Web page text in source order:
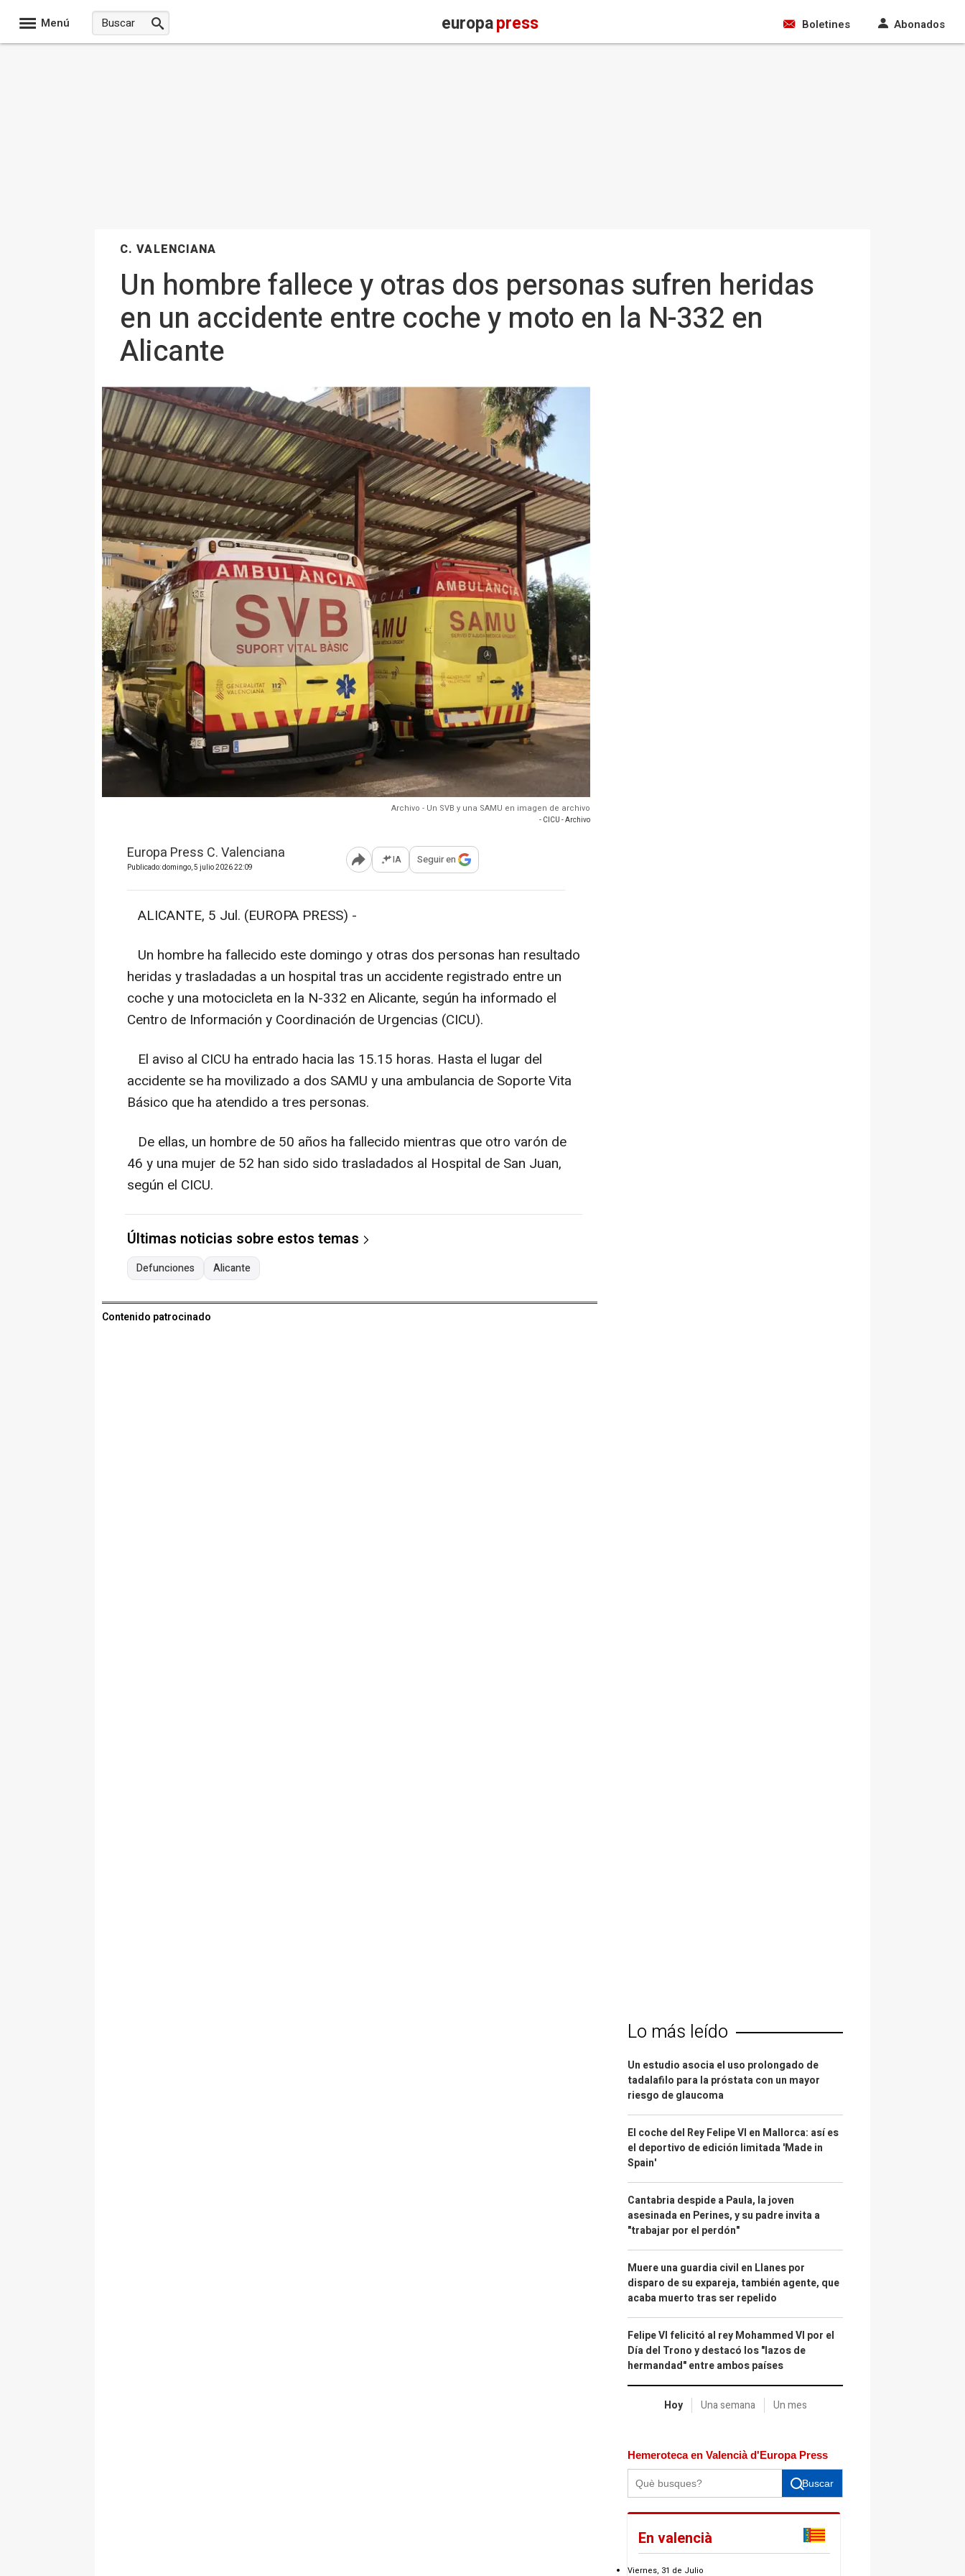
Menú europapress Boletines Abonados
C. VALENCIANA
Un hombre fallece y otras dos personas sufren heridas
en un accidente entre coche y moto en la N-332 en
Alicante
Archivo - Un SVB y una SAMU en imagen de archivo
- CICU - Archivo
Europa Press C. Valenciana
Publicado: domingo, 5 julio 2026 22:09 Abrir opciones para compartir
IA Seguir en
ALICANTE, 5 Jul. (EUROPA PRESS) -
Un hombre ha fallecido este domingo y otras dos personas han resultado
heridas y trasladadas a un hospital tras un accidente registrado entre un
coche y una motocicleta en la N-332 en Alicante, según ha informado el
Centro de Información y Coordinación de Urgencias (CICU).
El aviso al CICU ha entrado hacia las 15.15 horas. Hasta el lugar del
accidente se ha movilizado a dos SAMU y una ambulancia de Soporte Vita
Básico que ha atendido a tres personas.
De ellas, un hombre de 50 años ha fallecido mientras que otro varón de
46 y una mujer de 52 han sido sido trasladados al Hospital de San Juan,
según el CICU.
Últimas noticias sobre estos temas
Defunciones Alicante
Contenido patrocinado
Lo más leído
Un estudio asocia el uso prolongado de
tadalafilo para la próstata con un mayor
riesgo de glaucoma
El coche del Rey Felipe VI en Mallorca: así es
el deportivo de edición limitada 'Made in
Spain'
Cantabria despide a Paula, la joven
asesinada en Perines, y su padre invita a
"trabajar por el perdón"
Muere una guardia civil en Llanes por
disparo de su expareja, también agente, que
acaba muerto tras ser repelido
Felipe VI felicitó al rey Mohammed VI por el
Día del Trono y destacó los "lazos de
hermandad" entre ambos países
Hoy Una semana Un mes
Hemeroteca en Valencià d'Europa Press
Buscar
En valencià
Viernes, 31 de Julio